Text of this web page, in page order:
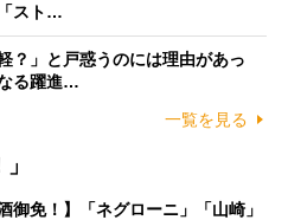
スト…
？」と戸惑うのには理由があっ
る躍進…
一覧を見る
御免！】「ネグローニ」「山崎」